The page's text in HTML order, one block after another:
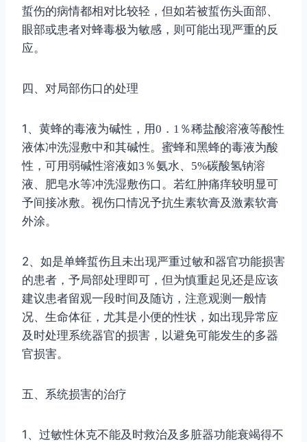
蜇伤的病情都相对比较轻，但如若被蜇伤头面部、
眼部或患者对蜂毒极为敏感，则可能出现严重的反
应。
四、对局部伤口的处理
1 、黄蜂的毒液为碱性，用0 ． 1 ％稀盐酸溶液等酸性
液体冲洗湿敷中和其碱性。蜜蜂和黑蜂的毒液为酸
性，可用弱碱性溶液如3 ％氨水、 5%碳酸氢钠溶
液、肥皂水等冲洗湿敷伤口。若红肿痛痒较明显可
予间接冰敷。视伤口情况予抗生素软膏及激素软膏
外涂。
2、如是单蜂蜇伤且未出现严重过敏和器官功能损害
的患者，予局部处理即可，但为慎重起见还是应该
建议患者留观一段时间及随访，注意观测一般情
况、生命体征，尤其是小便的性状，如出现异常应
及时处理系统器官的损害，以避免可能发生的多器
官损害。
五、系统损害的治疗
1 、过敏性休克不能及时救治及多脏器功能衰竭得不